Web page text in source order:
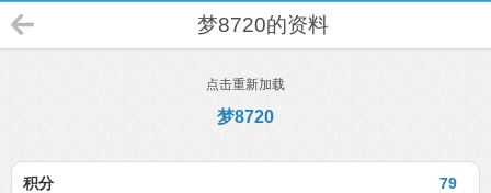
梦8720的资料
点击重新加载
梦8720
79
积分